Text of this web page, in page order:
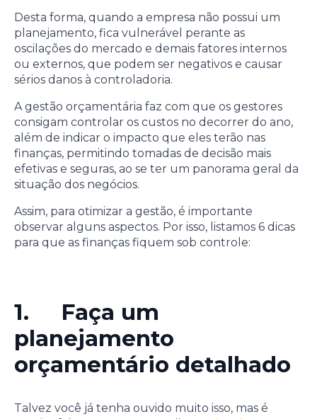
Desta forma, quando a empresa não possui um
planejamento, fica vulnerável perante as
oscilações do mercado e demais fatores internos
ou externos, que podem ser negativos e causar
sérios danos à controladoria.
A gestão orçamentária faz com que os gestores
consigam controlar os custos no decorrer do ano,
além de indicar o impacto que eles terão nas
finanças, permitindo tomadas de decisão mais
efetivas e seguras, ao se ter um panorama geral da
situação dos negócios.
Assim, para otimizar a gestão, é importante
observar alguns aspectos. Por isso, listamos 6 dicas
para que as finanças fiquem sob controle:
1. Faça um
planejamento
orçamentário detalhado
Talvez você já tenha ouvido muito isso, mas é